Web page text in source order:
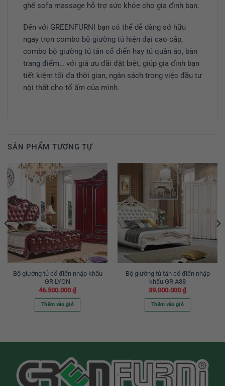
ghế sofa massage hỗ trợ sức khỏe cho gia đình bạn.
Đến với GREENFURNI bạn có thể dễ dàng sở hữu
ngay trọn combo bộ giường tủ hiện đại cao cấp,
combo bộ giường tủ tân cổ điển hay tủ quần áo, bàn
trang điểm… với giá ưu đãi đặt biệt, giúp gia đình bạn
tiết kiệm tối đa thời gian, ngân sách trong việc đầu tư
nội thất cho tổ ấm của mình.
SẢN PHẨM TƯƠNG TỰ
Bộ giường tủ cổ điển nhập khẩu
GR LYON
46.500.000 ₫
Thêm vào giỏ
Bộ giường tủ tân cổ điển nhập
khẩu GR A38
39.000.000 ₫
Thêm vào giỏ